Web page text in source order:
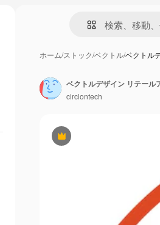
ホーム/ストック/ベクトル/ベクトル
Premium
ベクトルデザイン リテール
circlontech